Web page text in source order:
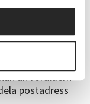
en plats men vi
Lägg in
siffror) i
så lägger
än föräldern
postadress